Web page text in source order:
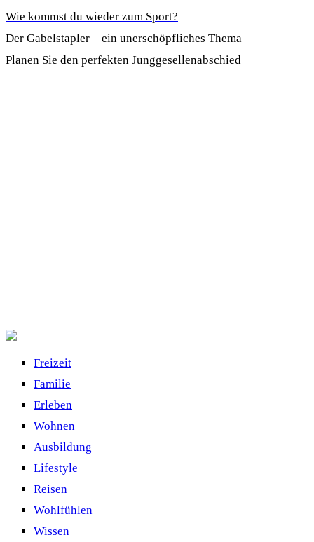
Wie kommst du wieder zum Sport?
Der Gabelstapler – ein unerschöpfliches Thema
Planen Sie den perfekten Junggesellenabschied
Freizeit
Familie
Erleben
Wohnen
Ausbildung
Lifestyle
Reisen
Wohlfühlen
Wissen